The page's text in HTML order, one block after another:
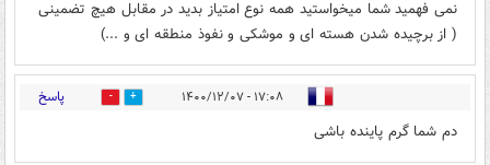
نمی فهمید شما میخواستید همه نوع امتیاز بدید در مقابل هیچ تضمینی
( از برچیده شدن هسته ای و موشکی و نفوذ منطقه ای و ...)
۱۷:۰۸ - ۱۴۰۰/۱۲/۰۷ 0 پاسخ
دم شما گرم پاینده باشی